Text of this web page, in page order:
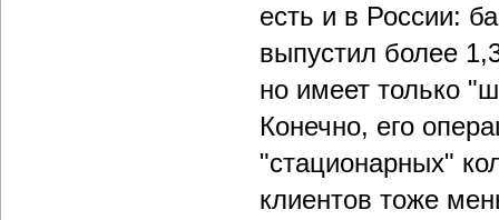
есть и в России:
выпустил более
но имеет только
Конечно, его
"стационарных"
клиентов тоже